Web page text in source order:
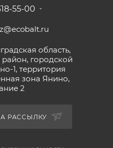
55-00
область,
городской
1, территория
зона Янино,
2
РАССЫЛКУ